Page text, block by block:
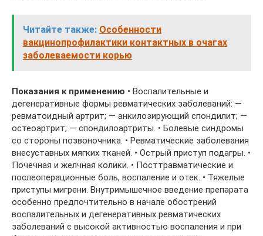
Читайте также: Особенности
вакцинопрофилактики контактных в очагах
заболеваемости корью
Показания к применению • Воспалительные и
дегенеративные формы ревматических заболеваний: —
ревматоидный артрит; — анкилозирующий спондилит; —
остеоартрит; — спондилоартриты. • Болевые синдромы
со стороны позвоночника. • Ревматические заболевания
внесуставных мягких тканей. • Острый приступ подагры. •
Почечная и желчная колики. • Посттравматические и
послеоперационные боль, воспаление и отек. • Тяжелые
приступы мигрени. Внутримышечное введение препарата
особенно предпочтительно в начале обострений
воспалительных и дегенеративных ревматических
заболеваний с высокой активностью воспаления и при